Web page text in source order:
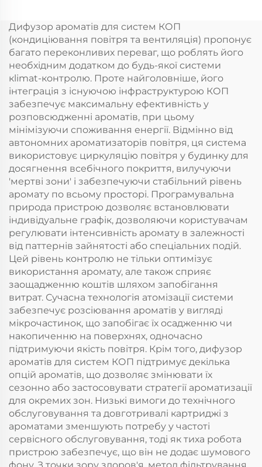
аромат Безводний
hvac Диффузер
Готель
ароматний апарат
для комерційних
великих кімнат
Дифузор ароматів для систем КОП
(кондиціювання повітря та вентиляція) пропонує
багато переконливих переваг, що роблять його
необхідним додатком до будь-якої системи
кlimat-контролю. Проте найголовніше, його
інтеграція з існуючою інфраструктурою КОП
забезпечує максимальну ефективність у
розповсюдженні ароматів, при цьому
мінімізуючи споживання енергії. Відмінно від
автономних ароматизаторів повітря, ця система
використовує циркуляцію повітря у будинку для
досягнення всебічного покриття, вилучуючи
'мертві зони' і забезпечуючи стабільний рівень
аромату по всьому просторі. Програмувальна
природа пристрою дозволяє встановлювати
індивідуальне графік, дозволяючи користувачам
регулювати інтенсивність аромату в залежності
від паттернів зайнятості або спеціальних подій.
Цей рівень контролю не тільки оптимізує
використання аромату, але також сприяє
заощадженню коштів шляхом запобігання
витрат. Сучасна технологія атомізації системи
забезпечує розсіювання ароматів у вигляді
мікрочастинок, що запобігає їх осадженню чи
накопиченню на поверхнях, одночасно
підтримуючи якість повітря. Крім того, дифузор
ароматів для систем КОП підтримує декілька
опцій ароматів, що дозволяє змінювати їх
сезонно або застосовувати стратегії ароматизації
для окремих зон. Низькі вимоги до технічного
обслуговування та довготривалі картриджі з
ароматами зменшують потребу у частоті
сервісного обслуговування, тоді як тиха робота
пристрою забезпечує, що він не додає шумового